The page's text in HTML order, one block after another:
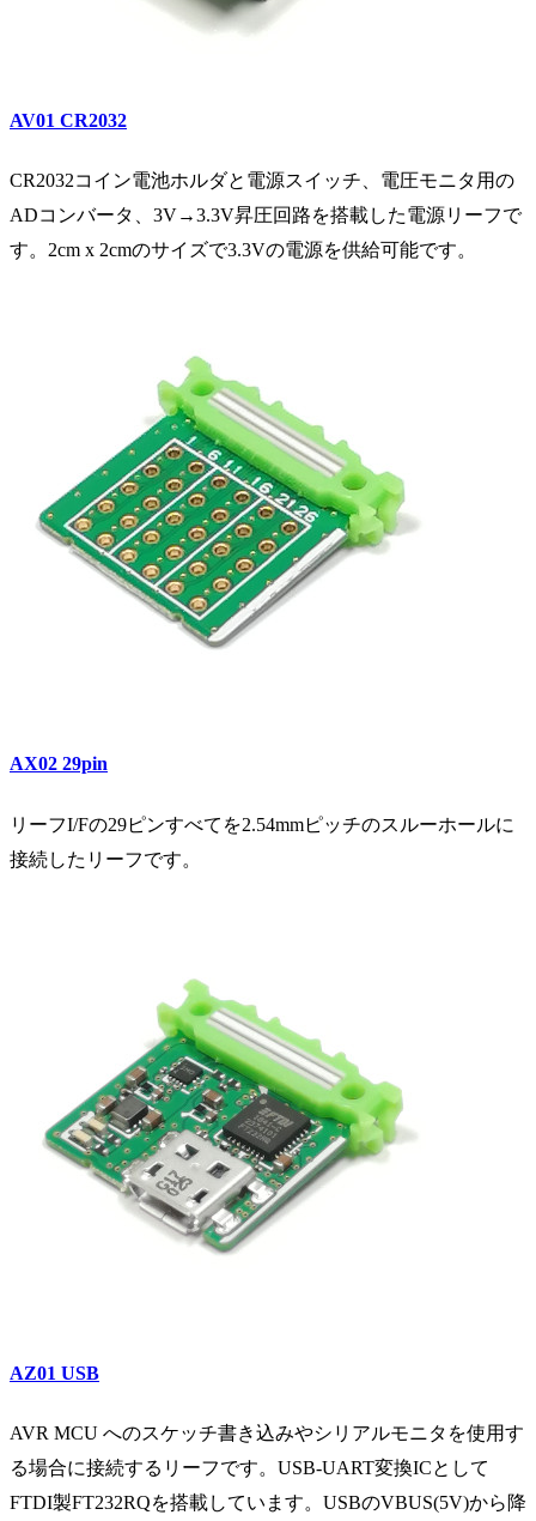
AV01 CR2032
CR2032コイン電池ホルダと電源スイッチ、電圧モニタ用の
ADコンバータ、3V→3.3V昇圧回路を搭載した電源リーフで
す。2cm x 2cmのサイズで3.3Vの電源を供給可能です。
AX02 29pin
リーフI/Fの29ピンすべてを2.54mmピッチのスルーホールに
接続したリーフです。
AZ01 USB
AVR MCU へのスケッチ書き込みやシリアルモニタを使用す
る場合に接続するリーフです。USB-UART変換ICとして
FTDI製FT232RQを搭載しています。USBのVBUS(5V)から降